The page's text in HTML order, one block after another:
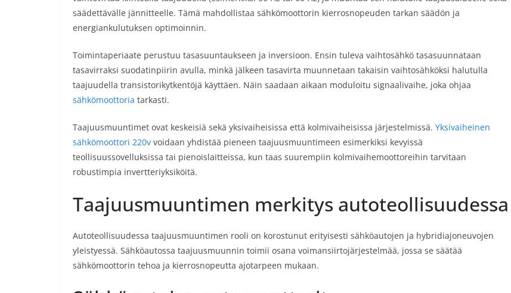
säädettävälle jännitteelle. Tämä mahdollistaa sähkömoottorin kierrosnopeuden tarkan säädön ja
energiankulutuksen optimoinnin.
Toimintaperiaate perustuu tasasuuntaukseen ja inversioon. Ensin tuleva vaihtosähkö tasasuunnataan
tasavirraksi suodatinpiirin avulla, minkä jälkeen tasavirta muunnetaan takaisin vaihtosähköksi halutulla
taajuudella transistorikytkentöjä käyttäen. Näin saadaan aikaan moduloitu signaalivaihe, joka ohjaa
sähkömoottoria tarkasti.
Taajuusmuuntimet ovat keskeisiä sekä yksivaiheisissa että kolmivaiheisissa järjestelmissä. Yksivaiheinen
sähkömoottori 220v voidaan yhdistää pieneen taajuusmuuntimeen esimerkiksi kevyissä
teollisuussovelluksissa tai pienoislaitteissa, kun taas suurempiin kolmivaihemoottoreihin tarvitaan
robustimpia invertteriyksiköitä.
Taajuusmuuntimen merkitys autoteollisuudessa
Autoteollisuudessa taajuusmuuntimen rooli on korostunut erityisesti sähköautojen ja hybridiajoneuvojen
yleistyessä. Sähköautossa taajuusmuunnin toimii osana voimansiirtojärjestelmää, jossa se säätää
sähkömoottorin tehoa ja kierrosnopeutta ajotarpeen mukaan.